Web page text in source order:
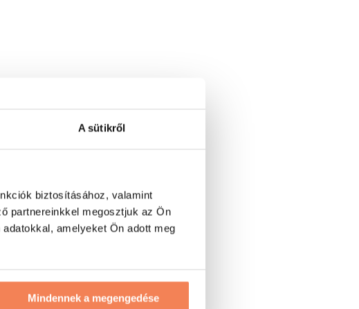
A sütikről
biztosításához, valamint
partnereinkkel megosztjuk az Ön
amelyeket Ön adott meg
Mindennek a megengedése